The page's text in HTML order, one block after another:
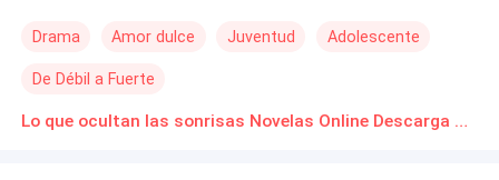
salvados. En una ciudad donde todos parecen mirar
razón para no rendirse. No tienen promesas. No tienen
respuestas. Solo tienen el silencio compartido, y la
Drama Amor dulce Juventud Adolescente
De Débil a Fuerte
Lo que ocultan las sonrisas Novelas Online Descarga gratuita de PDF